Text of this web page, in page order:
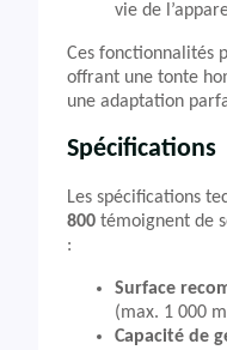
vie de
Ces fonctionnalités
offrant une tonte
une adaptation
Spécifications
Les spécifications
800 témoignent de
:
Surface
(max. 1 000
Capacité de